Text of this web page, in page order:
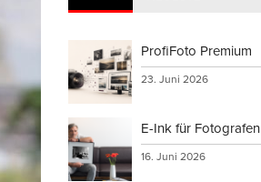
ProfiFoto Premium
23. Juni 2026
E-Ink für Fotografen
16. Juni 2026